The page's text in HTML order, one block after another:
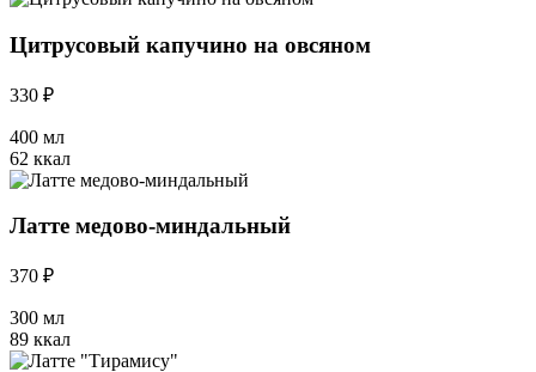
Цитрусовый капучино на овсяном
330 ₽
400 мл
62 ккал
Латте медово-миндальный
370 ₽
300 мл
89 ккал